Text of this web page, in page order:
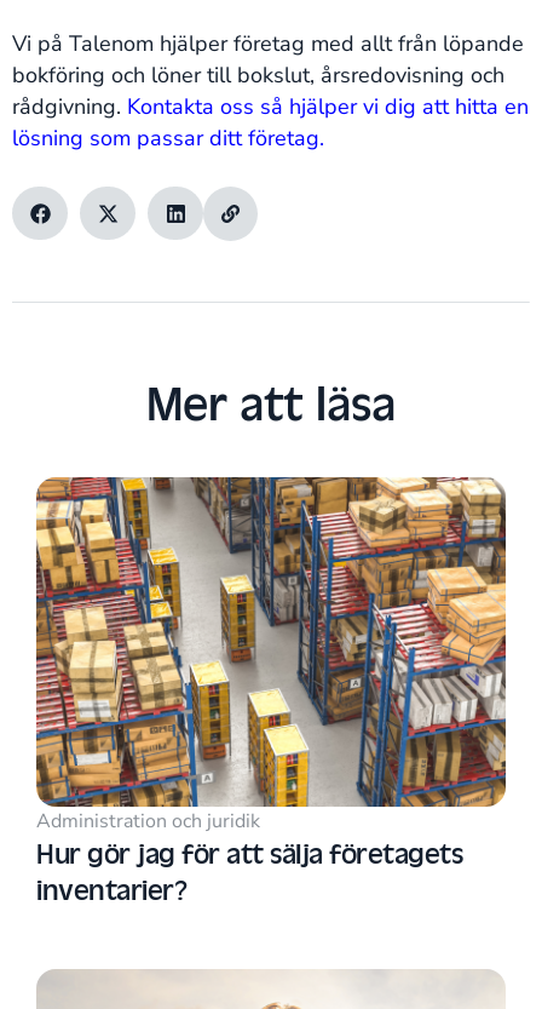
Vi på Talenom hjälper företag med allt från löpande
bokföring och löner till bokslut, årsredovisning och
rådgivning. Kontakta oss så hjälper vi dig att hitta en
lösning som passar ditt företag.
Mer att läsa​
Administration och juridik
Hur gör jag för att sälja företagets
inventarier?